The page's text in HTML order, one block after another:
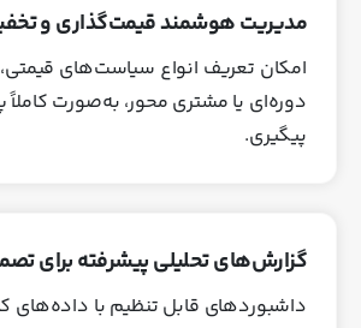
مدیریت هوشمند قیمت‌گذاری و
امکان تعریف انواع سیاست‌های
دوره‌ای یا مشتری‌ محور، به‌صورت کاملاً
پیگیری.
گزارش‌های تحلیلی پیشرفته برای
داشبوردهای قابل تنظیم با داده‌های